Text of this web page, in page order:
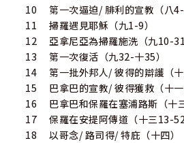
10 第一次逼迫/ 腓利的宣教（八4-
11 掃羅遇見耶穌（九1-9）
12 亞拿尼亞為掃羅施洗（九10-31
13 第一次復活（九32-十35）
14 第一批外邦人/ 彼得的辯護（十
15 巴拿巴的宣教/ 彼得獲救（十一
16 巴拿巴和保羅在塞浦路斯（十
17 保羅在安提阿傳道（十三13-52
18 以哥念/ 路司得/ 特庇（十四）